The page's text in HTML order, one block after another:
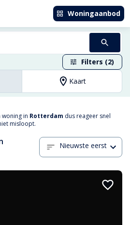
Woningaanbod
Filters (2)
Kaart
woning in Rotterdam dus reageer snel
misloopt.
Nieuwste eerst